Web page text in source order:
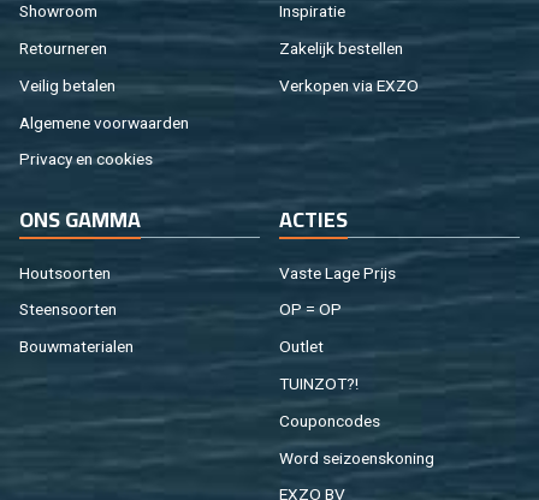
Show­room
Re­tour­ne­ren
Vei­lig be­ta­len
Al­ge­me­ne voor­waar­den
Pri­va­cy en coo­kies
In­spi­ra­tie
Za­ke­lijk be­stel­len
Ver­ko­pen via EXZO
ONS GAMMA
Hout­soor­ten
Steen­soor­ten
Bouw­ma­te­ri­a­len
AC­TIES
Vaste Lage Prijs
OP = OP
Out­let
TUIN­ZOT?!
Cou­pon­co­des
Word sei­zoens­ko­ning
EXZO BV